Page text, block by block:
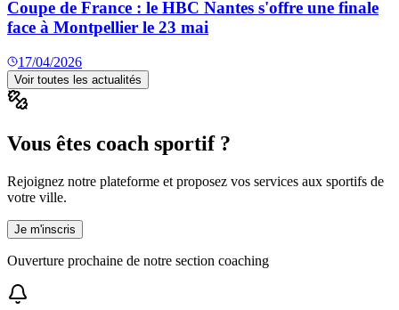
Coupe de France : le HBC Nantes s'offre une finale
face à Montpellier le 23 mai
17/04/2026
Voir toutes les actualités
Vous êtes coach sportif ?
Rejoignez notre plateforme et proposez vos services aux sportifs de
votre ville.
Je m'inscris
Ouverture prochaine de notre section coaching